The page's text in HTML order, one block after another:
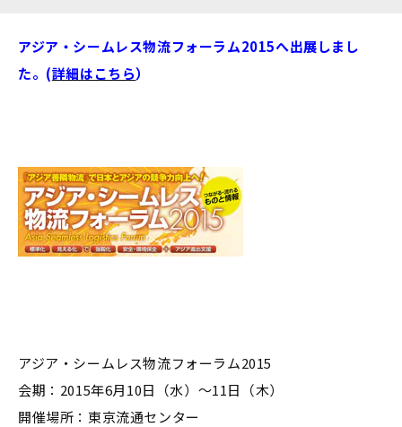
アジア・シームレス物流フォーラム2015へ出展しまし
た。(詳細はこちら）
アジア・シームレス物流フォーラム2015
会期：2015年6月10日（水）～11日（木）
開催場所：東京流通センター